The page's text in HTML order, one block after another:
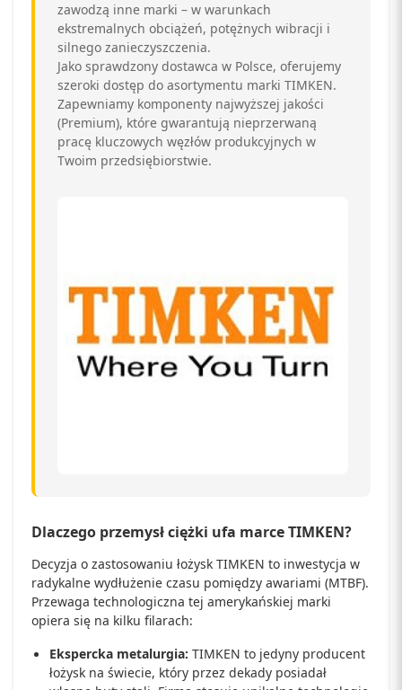
zawodzą inne marki – w warunkach
ekstremalnych obciążeń, potężnych wibracji i
silnego zanieczyszczenia.
Jako sprawdzony dostawca w Polsce, oferujemy
szeroki dostęp do asortymentu marki TIMKEN.
Zapewniamy komponenty najwyższej jakości
(Premium), które gwarantują nieprzerwaną
pracę kluczowych węzłów produkcyjnych w
Twoim przedsiębiorstwie.
Dlaczego przemysł ciężki ufa marce TIMKEN?
Decyzja o zastosowaniu łożysk TIMKEN to inwestycja w
radykalne wydłużenie czasu pomiędzy awariami (MTBF).
Przewaga technologiczna tej amerykańskiej marki
opiera się na kilku filarach:
Ekspercka metalurgia: TIMKEN to jedyny producent
łożysk na świecie, który przez dekady posiadał